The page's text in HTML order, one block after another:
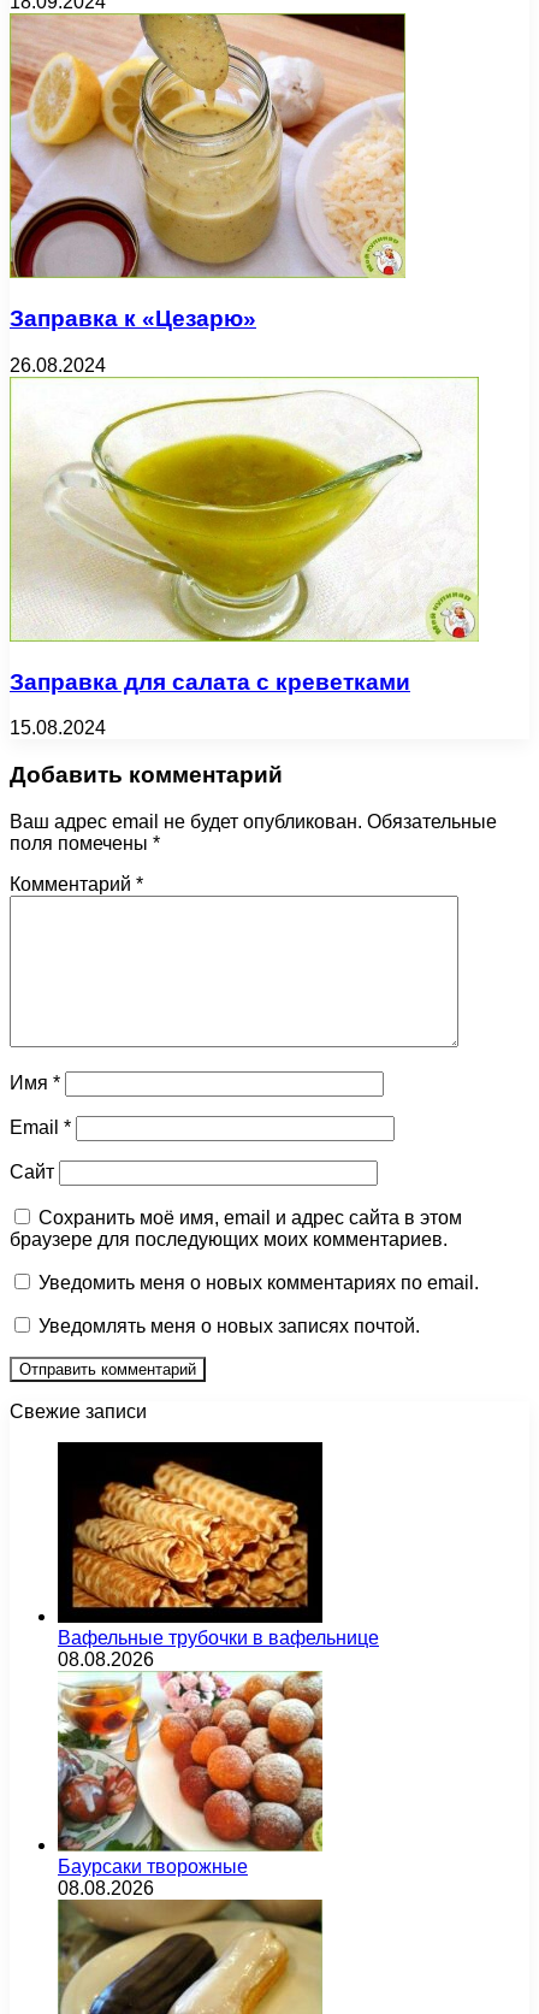
Заправка к «Цезарю»
26.08.2024
Заправка для салата с креветками
15.08.2024
Добавить комментарий
Ваш адрес email не будет опубликован. Обязательные
поля помечены *
Комментарий *
Имя *
Email *
Сайт
Сохранить моё имя, email и адрес сайта в этом
браузере для последующих моих комментариев.
Уведомить меня о новых комментариях по email.
Уведомлять меня о новых записях почтой.
Свежие записи
Вафельные трубочки в вафельнице
08.08.2026
Баурсаки творожные
08.08.2026